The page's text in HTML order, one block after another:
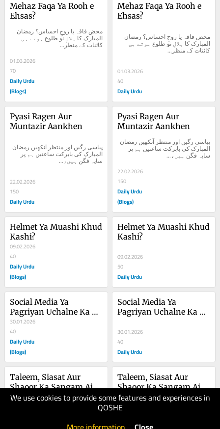
We use cookies to provide some features and experiences in
QOSHE
Mehaz Faqa Ya Rooh e
Ehsas?
المبارک کا ہلالِ نو طلوع ہوتے ہی
کائنات کے منظر...
01.03.2026
70
Daily Urdu
(Blogs)
Mehaz Faqa Ya Rooh e
Ehsas?
المبارک کا ہلالِ نو طلوع ہوتے ہی
کائنات کے منظر...
01.03.2026
40
Daily Urdu
Pyasi Ragen Aur
Muntazir Aankhen
سایہ فگن ہیں،...
22.02.2026
150
Daily Urdu
Pyasi Ragen Aur
Muntazir Aankhen
سایہ فگن ہیں،...
22.02.2026
150
Daily Urdu
(Blogs)
Helmet Ya Muashi Khud
Kashi?
09.02.2026
40
Daily Urdu
(Blogs)
Helmet Ya Muashi Khud
Kashi?
09.02.2026
50
Daily Urdu
Social Media Ya
Pagriyan Uchalne Ka
License
30.01.2026
40
Daily Urdu
(Blogs)
Social Media Ya
Pagriyan Uchalne Ka
30.01.2026
40
Daily Urdu
Taleem, Siasat Aur
Shaoor Ka Sangam Aik
Fikri Mutala
24.01.2026
Taleem, Siasat Aur
Shaoor Ka Sangam Aik
Fikri Mutala
24.01.2026
Daily Urdu